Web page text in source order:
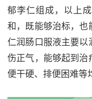
郁李仁组成，以上
和，既能够治标，也
仁润肠口服液主要以
伤正气，能够起到治
便干硬、排便困难等